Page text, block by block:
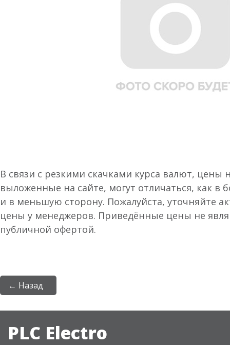
В связи с резкими скачками курса валют, цены
выложенные на сайте, могут отличаться, как в
и в меньшую сторону. Пожалуйста, уточняйте
цены у менеджеров. Приведённые цены не
публичной офертой.
← Назад
PLC Electro